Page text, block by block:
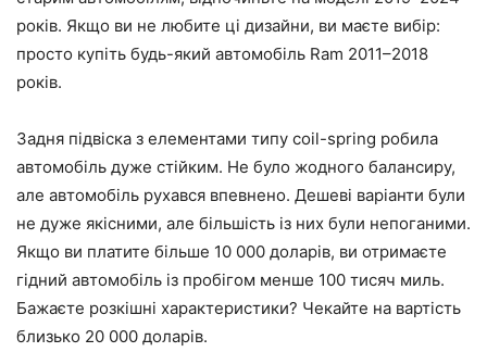
років. Якщо ви не любите ці дизайни, ви маєте вибір:
просто купіть будь-який автомобіль Ram 2011–2018
років.
Задня підвіска з елементами типу coil-spring робила
автомобіль дуже стійким. Не було жодного балансиру,
але автомобіль рухався впевнено. Дешеві варіанти були
не дуже якісними, але більшість із них були непоганими.
Якщо ви платите більше 10 000 доларів, ви отримаєте
гідний автомобіль із пробігом менше 100 тисяч миль.
Бажаєте розкішні характеристики? Чекайте на вартість
близько 20 000 доларів.